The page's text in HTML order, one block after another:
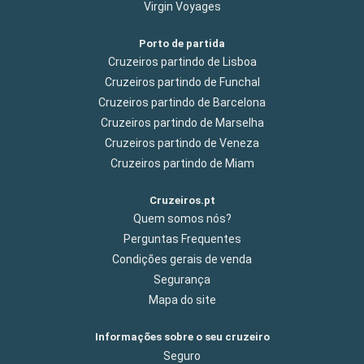
Virgin Voyages
Porto de partida
Cruzeiros partindo de Lisboa
Cruzeiros partindo de Funchal
Cruzeiros partindo de Barcelona
Cruzeiros partindo de Marselha
Cruzeiros partindo de Veneza
Cruzeiros partindo de Miam
Cruzeiros.pt
Quem somos nós?
Perguntas Frequentes
Condições gerais de venda
Segurança
Mapa do site
Informações sobre o seu cruzeiro
Seguro